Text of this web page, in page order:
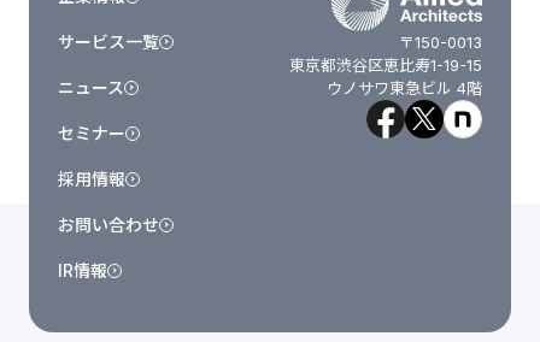
〒150-0013
東京都渋谷区恵比寿1-19-15
ウノサワ東急ビル 4階
サービス一覧
ニュース
セミナー
採用情報
お問い合わせ
IR情報